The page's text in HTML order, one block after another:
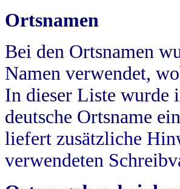
Ortsnamen
Bei den Ortsnamen
Namen verwendet,
In dieser Liste wurde
deutsche Ortsname
liefert zusätzliche
verwendeten